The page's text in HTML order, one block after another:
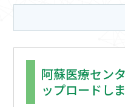
阿蘇医療セン
ップロードしま